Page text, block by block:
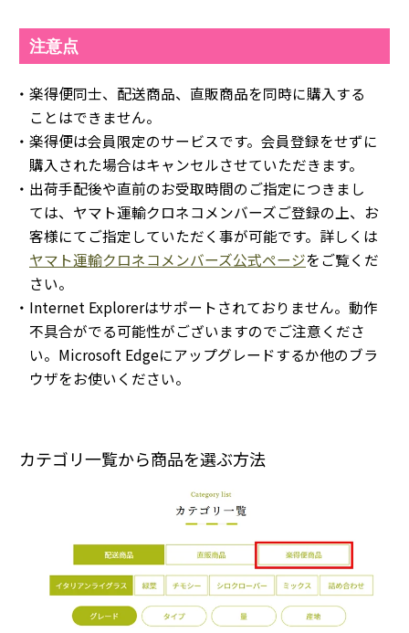
注意点
・楽得便同士、配送商品、直販商品を同時に購入する
ことはできません。
・楽得便は会員限定のサービスです。会員登録をせずに
購入された場合はキャンセルさせていただきます。
・出荷手配後や直前のお受取時間のご指定につきまし
ては、ヤマト運輸クロネコメンバーズご登録の上、お
客様にてご指定していただく事が可能です。詳しくは
ヤマト運輸クロネコメンバーズ公式ページをご覧くだ
さい。
・Internet Explorerはサポートされておりません。動作
不具合がでる可能性がございますのでご注意くださ
い。Microsoft Edgeにアップグレードするか他のブラ
ウザをお使いください。
カテゴリ一覧から商品を選ぶ方法